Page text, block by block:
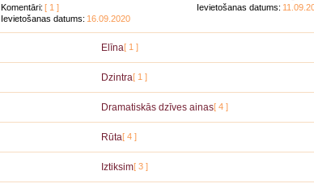
Komentāri: [ 1 ]
Ievietošanas datums: 16.09.2020
Ievietošanas datums:
Elīna[ 1 ]
Dzintra[ 1 ]
Dramatiskās dzīves ainas[ 4 ]
Rūta[ 4 ]
Iztiksim[ 3 ]